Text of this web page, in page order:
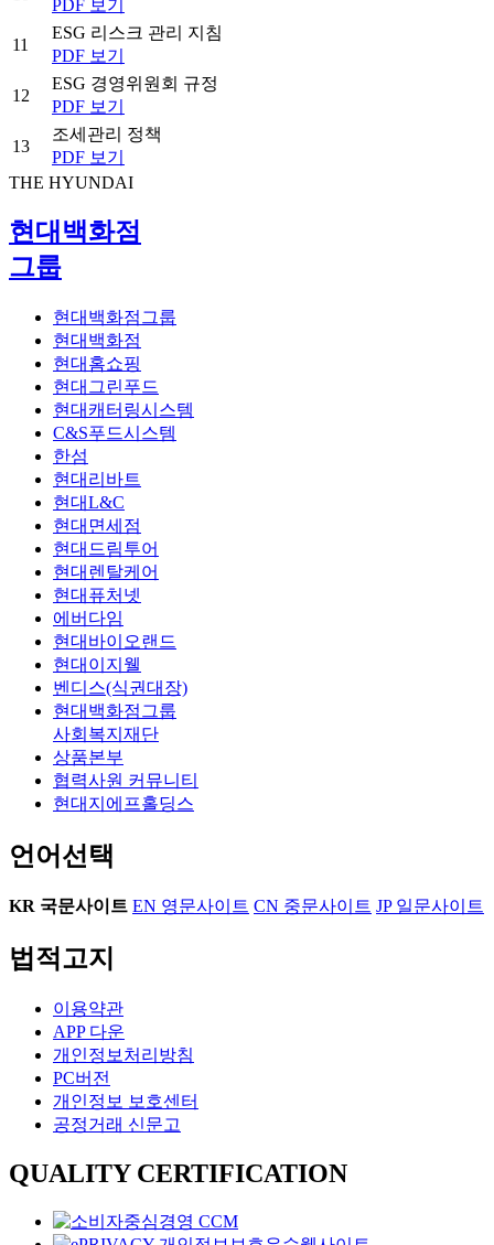
PDF 보기
11
ESG 리스크 관리 지침
PDF 보기
12
ESG 경영위원회 규정
PDF 보기
13
조세관리 정책
PDF 보기
THE HYUNDAI
현대백화점
그룹
현대백화점그룹
현대백화점
현대홈쇼핑
현대그린푸드
현대캐터링시스템
C&S푸드시스템
한섬
현대리바트
현대L&C
현대면세점
현대드림투어
현대렌탈케어
현대퓨처넷
에버다임
현대바이오랜드
현대이지웰
벤디스(식권대장)
현대백화점그룹
사회복지재단
상품본부
협력사원 커뮤니티
현대지에프홀딩스
언어선택
KR 국문사이트 EN 영문사이트 CN 중문사이트 JP일문사이트
법적고지
이용약관
APP 다운
개인정보처리방침
PC버전
개인정보 보호센터
공정거래 신문고
QUALITY CERTIFICATION